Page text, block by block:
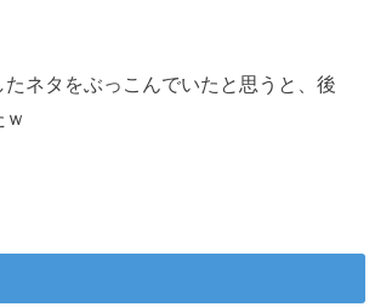
ネタをぶっこんでいたと思うと、後